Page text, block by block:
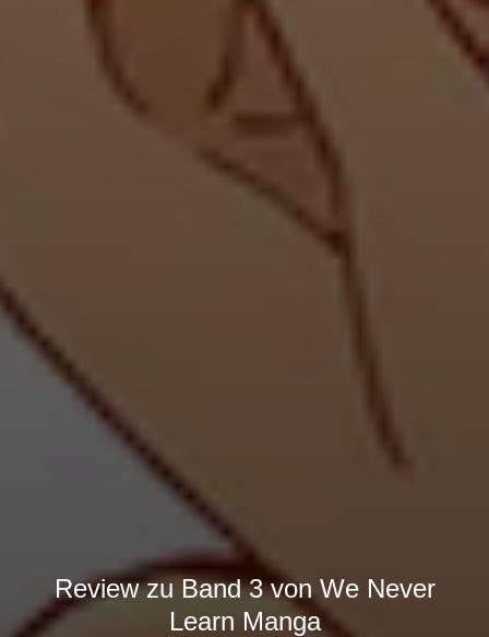
Review zu Band 3 von We Never
Learn Manga